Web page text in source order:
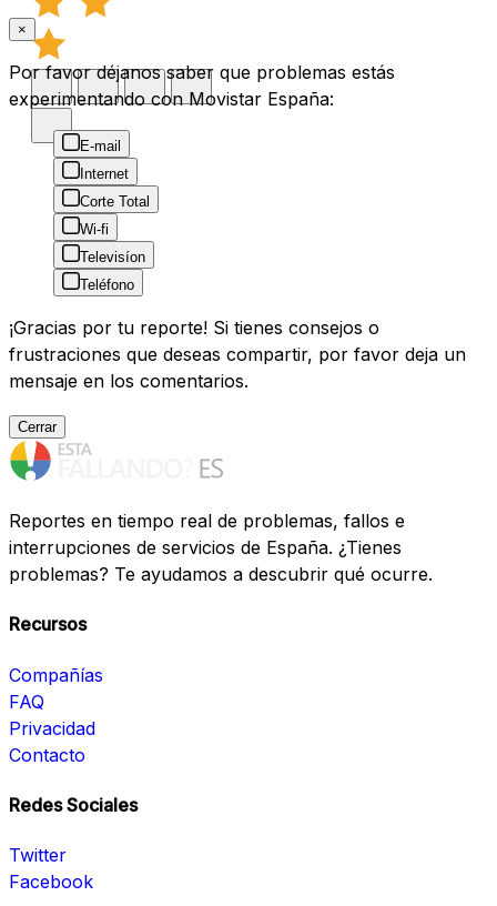
×
Por favor déjanos saber que problemas estás
experimentando con Movistar España:
E-mail
Internet
Corte Total
Wi-fi
Televisíon
Teléfono
¡Gracias por tu reporte! Si tienes consejos o
frustraciones que deseas compartir, por favor deja un
mensaje en los comentarios.
Cerrar
Reportes en tiempo real de problemas, fallos e
interrupciones de servicios de España. ¿Tienes
problemas? Te ayudamos a descubrir qué ocurre.
Recursos
Compañías
FAQ
Privacidad
Contacto
Redes Sociales
Twitter
Facebook